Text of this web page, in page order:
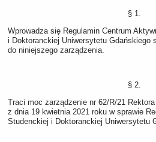
§ 1.
Wprowadza się Regulamin Centrum
i Doktoranckiej Uniwersytetu Gdańskiego
do niniejszego zarządzenia.
§ 2.
Traci moc zarządzenie nr 62/R/21
z dnia 19 kwietnia 2021 roku w sprawie
Studenckiej i Doktoranckiej Uniwersytetu